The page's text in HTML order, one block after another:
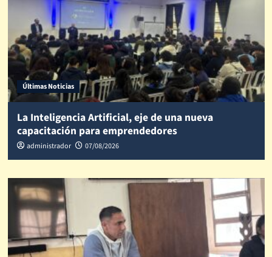
Últimas Noticias
La Inteligencia Artificial, eje de una nueva
capacitación para emprendedores
administrador 07/08/2026